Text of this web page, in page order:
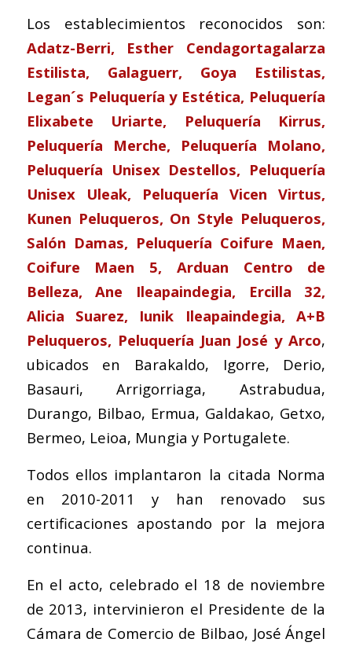
Los establecimientos reconocidos son:
Adatz-Berri, Esther Cendagortagalarza
Estilista, Galaguerr, Goya Estilistas,
Legan´s Peluquería y Estética, Peluquería
Elixabete Uriarte, Peluquería Kirrus,
Peluquería Merche, Peluquería Molano,
Peluquería Unisex Destellos, Peluquería
Unisex Uleak, Peluquería Vicen Virtus,
Kunen Peluqueros, On Style Peluqueros,
Salón Damas, Peluquería Coifure Maen,
Coifure Maen 5, Arduan Centro de
Belleza, Ane Ileapaindegia, Ercilla 32,
Alicia Suarez, Iunik Ileapaindegia, A+B
Peluqueros, Peluquería Juan José y Arco,
ubicados en Barakaldo, Igorre, Derio,
Basauri, Arrigorriaga, Astrabudua,
Durango, Bilbao, Ermua, Galdakao, Getxo,
Bermeo, Leioa, Mungia y Portugalete.
Todos ellos implantaron la citada Norma
en 2010-2011 y han renovado sus
certificaciones apostando por la mejora
continua.
En el acto, celebrado el 18 de noviembre
de 2013, intervinieron el Presidente de la
Cámara de Comercio de Bilbao, José Ángel